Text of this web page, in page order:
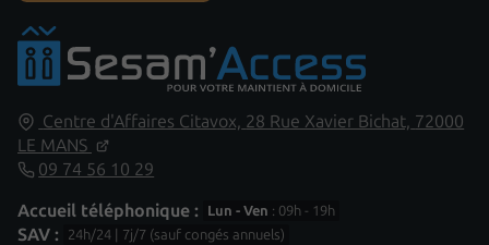
Centre d'Affaires Citavox, 28 Rue Xavier Bichat, 72000
LE MANS
09 74 56 10 29
Accueil téléphonique : Lun - Ven : 09h - 19h
SAV : 24h/24 | 7j/7 (sauf congés annuels)